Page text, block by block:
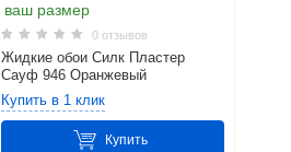
ваш размер
0 отзывов
Жидкие обои Силк Пластер
Сауф 946 Оранжевый
Купить в 1 клик
Купить